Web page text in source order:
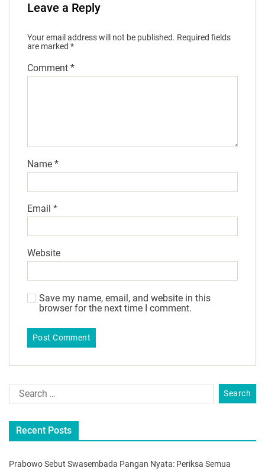
Leave a Reply
Your email address will not be published. Required fields
are marked *
Comment *
Name *
Email *
Website
Save my name, email, and website in this
browser for the next time I comment.
Recent Posts
Prabowo Sebut Swasembada Pangan Nyata: Periksa Semua